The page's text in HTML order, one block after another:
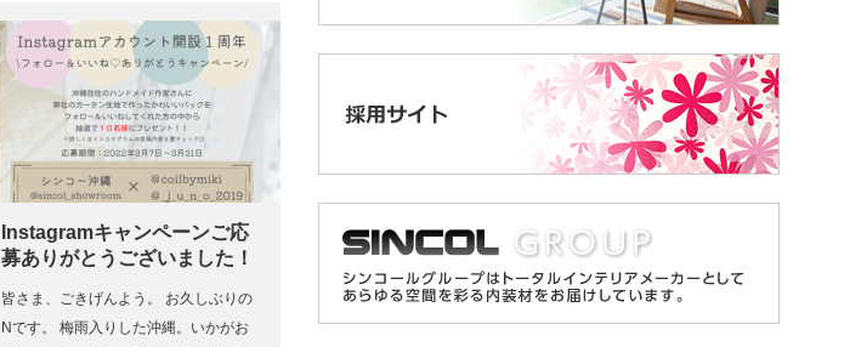
Instagramキャンペーンご応
募ありがとうございました！
皆さま、ごきげんよう。 お久しぶりの
Nです。 梅雨入りした沖縄。いかがお